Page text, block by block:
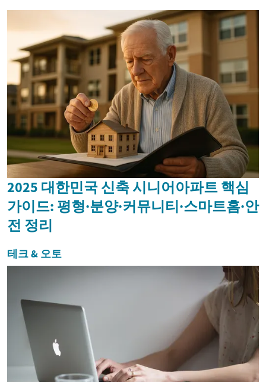
2025 대한민국 신축 시니어아파트 핵심
가이드: 평형·분양·커뮤니티·스마트홈·안
전 정리
테크 & 오토